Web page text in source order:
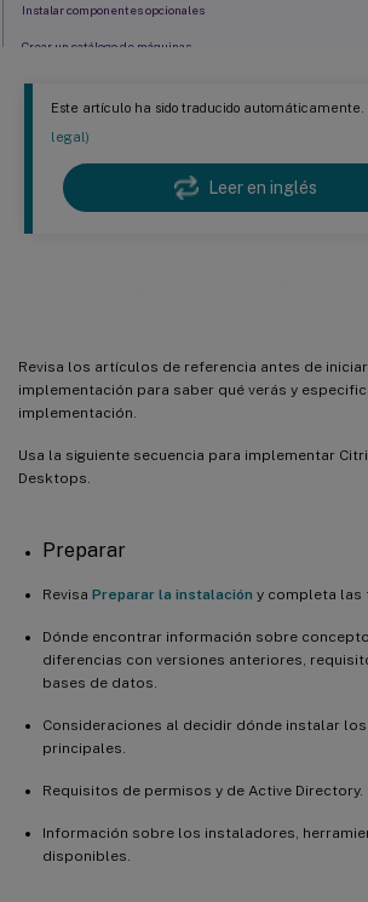
Este artículo ha sido traducido automáticamente.
legal)
Leer en inglés
Revisa los artículos de referencia antes de
implementación para saber qué verás y
implementación.
Usa la siguiente secuencia para implementar
Desktops.
Preparar
Revisa Preparar la instalación y completa las
Dónde encontrar información sobre
diferencias con versiones anteriores,
bases de datos.
Consideraciones al decidir dónde instalar
principales.
Requisitos de permisos y de Active Directory.
Información sobre los instaladores,
disponibles.
Instalar componentes opcionales
Crear un catálogo de máquinas
Crear un grupo de entrega